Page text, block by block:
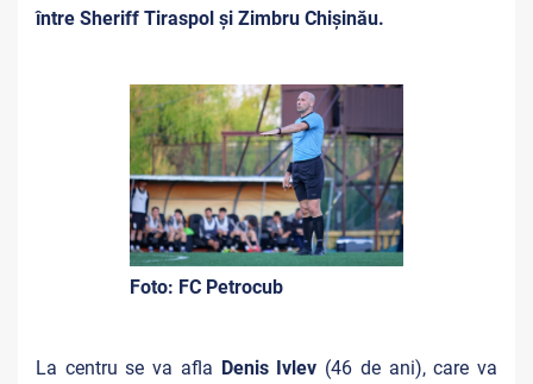
între Sheriff Tiraspol și Zimbru Chișinău.
Foto: FC Petrocub
La centru se va afla Denis Ivlev (46 de ani), care va